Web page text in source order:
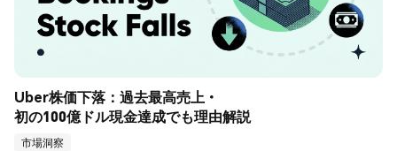
Uber株価下落：過去最高売上・
初の100億ドル現金達成でも理由解説
市場洞察